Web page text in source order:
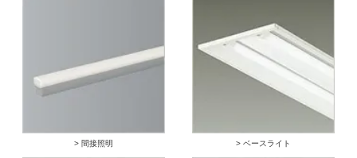
> 間接照明 > ベースライト